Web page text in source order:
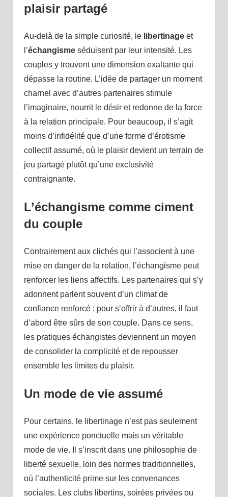
plaisir partagé
Au-delà de la simple curiosité, le libertinageet
l’échangismeséduisent par leur intensité. Les
couples y trouvent une dimension exaltante qui
dépasse la routine. L’idée de partager un moment
charnel avec d’autres partenaires stimule
l’imaginaire, nourrit le désir et redonne de la force
à la relation principale. Pour beaucoup, il s’agit
moins d’infidélité que d’une forme d’érotisme
collectif assumé, où le plaisir devient un terrain de
jeu partagé plutôt qu’une exclusivité
contraignante.
L’échangisme comme ciment
du couple
Contrairement aux clichés qui l’associent à une
mise en danger de la relation, l’échangisme peut
renforcer les liens affectifs. Les partenaires qui s’y
adonnent parlent souvent d’un climat de
confiance renforcé : pour s’offrir à d’autres, il faut
d’abord être sûrs de son couple. Dans ce sens,
les pratiques échangistes deviennent un moyen
de consolider la complicité et de repousser
ensemble les limites du plaisir.
Un mode de vie assumé
Pour certains, le libertinage n’est pas seulement
une expérience ponctuelle mais un véritable
mode de vie. Il s’inscrit dans une philosophie de
liberté sexuelle, loin des normes traditionnelles,
où l’authenticité prime sur les convenances
sociales. Les clubs libertins, soirées privées ou